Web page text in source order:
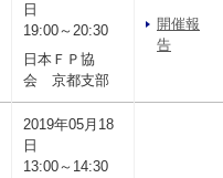
日
19:00～20:30
日本ＦＰ協
会 京都支部
開催報
告
2019年05月18
日
13:00～14:30